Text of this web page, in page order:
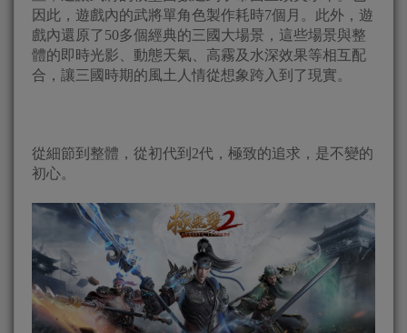
因此，遊戲內的武將單角色製作耗時7個月。此外，遊
戲內還原了50多個經典的三國大場景，這些場景與整
體的即時光影、動態天氣、高霧及水深效果等相互配
合，讓三國時期的風土人情從想象跨入到了現實。
從細節到整體，從初代到2代，極致的追求，是不變的
初心。